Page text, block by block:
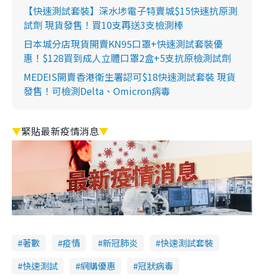
【快速測試套裝】深水埗電子特賣城$15快速抗原測
試劑 現貨發售！買10支再送3支檢測棒
日本城分店現貨開賣KN95口罩+快速測試套裝優
惠！$128買到成人立體口罩2盒+5支抗原檢測試劑
MEDEIS開賣香港衛生署認可$18快速測試套裝 現貨
發售！可檢測Delta、Omicron病毒
▼緊貼最新疫情消息▼
著數 疫情 新冠肺炎
快速測試套裝
快速測試
網購優惠
冠狀病毒